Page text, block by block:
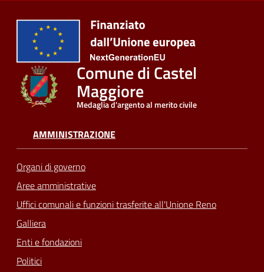
Comune di Castel
Maggiore
Medaglia d'argento al merito civile
AMMINISTRAZIONE
Organi di governo
Aree amministrative
Uffici comunali e funzioni trasferite all'Unione Reno
Galliera
Enti e fondazioni
Politici